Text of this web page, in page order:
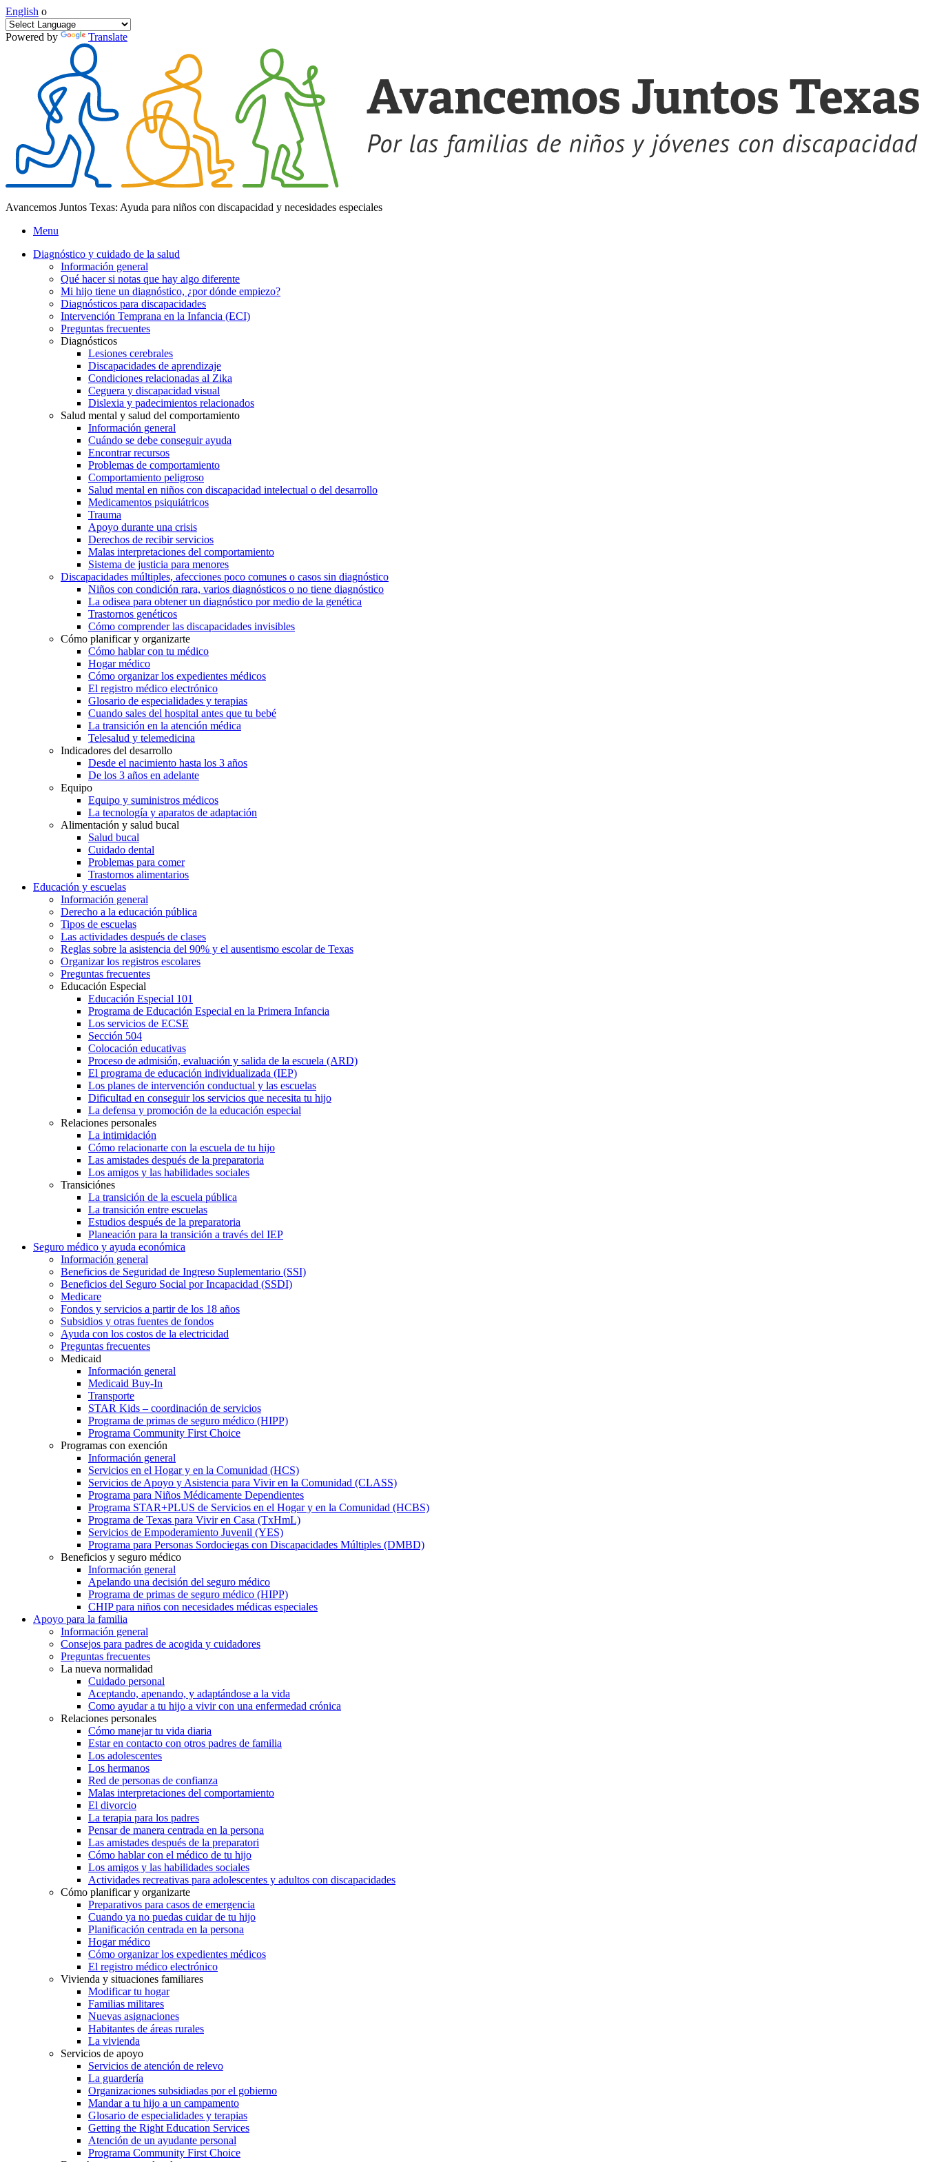
English o
Powered by Translate
Avancemos Juntos Texas: Ayuda para niños con discapacidad y necesidades especiales
Menu
Diagnóstico y cuidado de la salud
Información general
Qué hacer si notas que hay algo diferente
Mi hijo tiene un diagnóstico, ¿por dónde empiezo?
Diagnósticos para discapacidades
Intervención Temprana en la Infancia (ECI)
Preguntas frecuentes
Diagnósticos
Lesiones cerebrales
Discapacidades de aprendizaje
Condiciones relacionadas al Zika
Ceguera y discapacidad visual
Dislexia y padecimientos relacionados
Salud mental y salud del comportamiento
Información general
Cuándo se debe conseguir ayuda
Encontrar recursos
Problemas de comportamiento
Comportamiento peligroso
Salud mental en niños con discapacidad intelectual o del desarrollo
Medicamentos psiquiátricos
Trauma
Apoyo durante una crisis
Derechos de recibir servicios
Malas interpretaciones del comportamiento
Sistema de justicia para menores
Discapacidades múltiples, afecciones poco comunes o casos sin diagnóstico
Niños con condición rara, varios diagnósticos o no tiene diagnóstico
La odisea para obtener un diagnóstico por medio de la genética
Trastornos genéticos
Cómo comprender las discapacidades invisibles
Cómo planificar y organizarte
Cómo hablar con tu médico
Hogar médico
Cómo organizar los expedientes médicos
El registro médico electrónico
Glosario de especialidades y terapias
Cuando sales del hospital antes que tu bebé
La transición en la atención médica
Telesalud y telemedicina
Indicadores del desarrollo
Desde el nacimiento hasta los 3 años
De los 3 años en adelante
Equipo
Equipo y suministros médicos
La tecnología y aparatos de adaptación
Alimentación y salud bucal
Salud bucal
Cuidado dental
Problemas para comer
Trastornos alimentarios
Educación y escuelas
Información general
Derecho a la educación pública
Tipos de escuelas
Las actividades después de clases
Reglas sobre la asistencia del 90% y el ausentismo escolar de Texas
Organizar los registros escolares
Preguntas frecuentes
Educación Especial
Educación Especial 101
Programa de Educación Especial en la Primera Infancia
Los servicios de ECSE
Sección 504
Colocación educativas
Proceso de admisión, evaluación y salida de la escuela (ARD)
El programa de educación individualizada (IEP)
Los planes de intervención conductual y las escuelas
Dificultad en conseguir los servicios que necesita tu hijo
La defensa y promoción de la educación especial
Relaciones personales
La intimidación
Cómo relacionarte con la escuela de tu hijo
Las amistades después de la preparatoria
Los amigos y las habilidades sociales
Transiciónes
La transición de la escuela pública
La transición entre escuelas
Estudios después de la preparatoria
Planeación para la transición a través del IEP
Seguro médico y ayuda económica
Información general
Beneficios de Seguridad de Ingreso Suplementario (SSI)
Beneficios del Seguro Social por Incapacidad (SSDI)
Medicare
Fondos y servicios a partir de los 18 años
Subsidios y otras fuentes de fondos
Ayuda con los costos de la electricidad
Preguntas frecuentes
Medicaid
Información general
Medicaid Buy-In
Transporte
STAR Kids – coordinación de servicios
Programa de primas de seguro médico (HIPP)
Programa Community First Choice
Programas con exención
Información general
Servicios en el Hogar y en la Comunidad (HCS)
Servicios de Apoyo y Asistencia para Vivir en la Comunidad (CLASS)
Programa para Niños Médicamente Dependientes
Programa STAR+PLUS de Servicios en el Hogar y en la Comunidad (HCBS)
Programa de Texas para Vivir en Casa (TxHmL)
Servicios de Empoderamiento Juvenil (YES)
Programa para Personas Sordociegas con Discapacidades Múltiples (DMBD)
Beneficios y seguro médico
Información general
Apelando una decisión del seguro médico
Programa de primas de seguro médico (HIPP)
CHIP para niños con necesidades médicas especiales
Apoyo para la familia
Información general
Consejos para padres de acogida y cuidadores
Preguntas frecuentes
La nueva normalidad
Cuidado personal
Aceptando, apenando, y adaptándose a la vida
Como ayudar a tu hijo a vivir con una enfermedad crónica
Relaciones personales
Cómo manejar tu vida diaria
Estar en contacto con otros padres de familia
Los adolescentes
Los hermanos
Red de personas de confianza
Malas interpretaciones del comportamiento
El divorcio
La terapia para los padres
Pensar de manera centrada en la persona
Las amistades después de la preparatori
Cómo hablar con el médico de tu hijo
Los amigos y las habilidades sociales
Actividades recreativas para adolescentes y adultos con discapacidades
Cómo planificar y organizarte
Preparativos para casos de emergencia
Cuando ya no puedas cuidar de tu hijo
Planificación centrada en la persona
Hogar médico
Cómo organizar los expedientes médicos
El registro médico electrónico
Vivienda y situaciones familiares
Modificar tu hogar
Familias militares
Nuevas asignaciones
Habitantes de áreas rurales
La vivienda
Servicios de apoyo
Servicios de atención de relevo
La guardería
Organizaciones subsidiadas por el gobierno
Mandar a tu hijo a un campamento
Glosario de especialidades y terapias
Getting the Right Education Services
Atención de un ayudante personal
Programa Community First Choice